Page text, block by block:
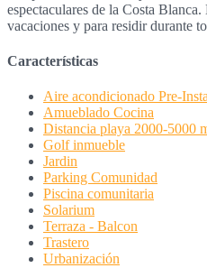
espectaculares de la Costa
vacaciones y para residir durante
Características
Aire acondicionado Pre-
Amueblado Cocina
Distancia playa 2000-5000
Golf inmueble
Jardin
Parking Comunidad
Piscina comunitaria
Solarium
Terraza - Balcon
Trastero
Urbanización